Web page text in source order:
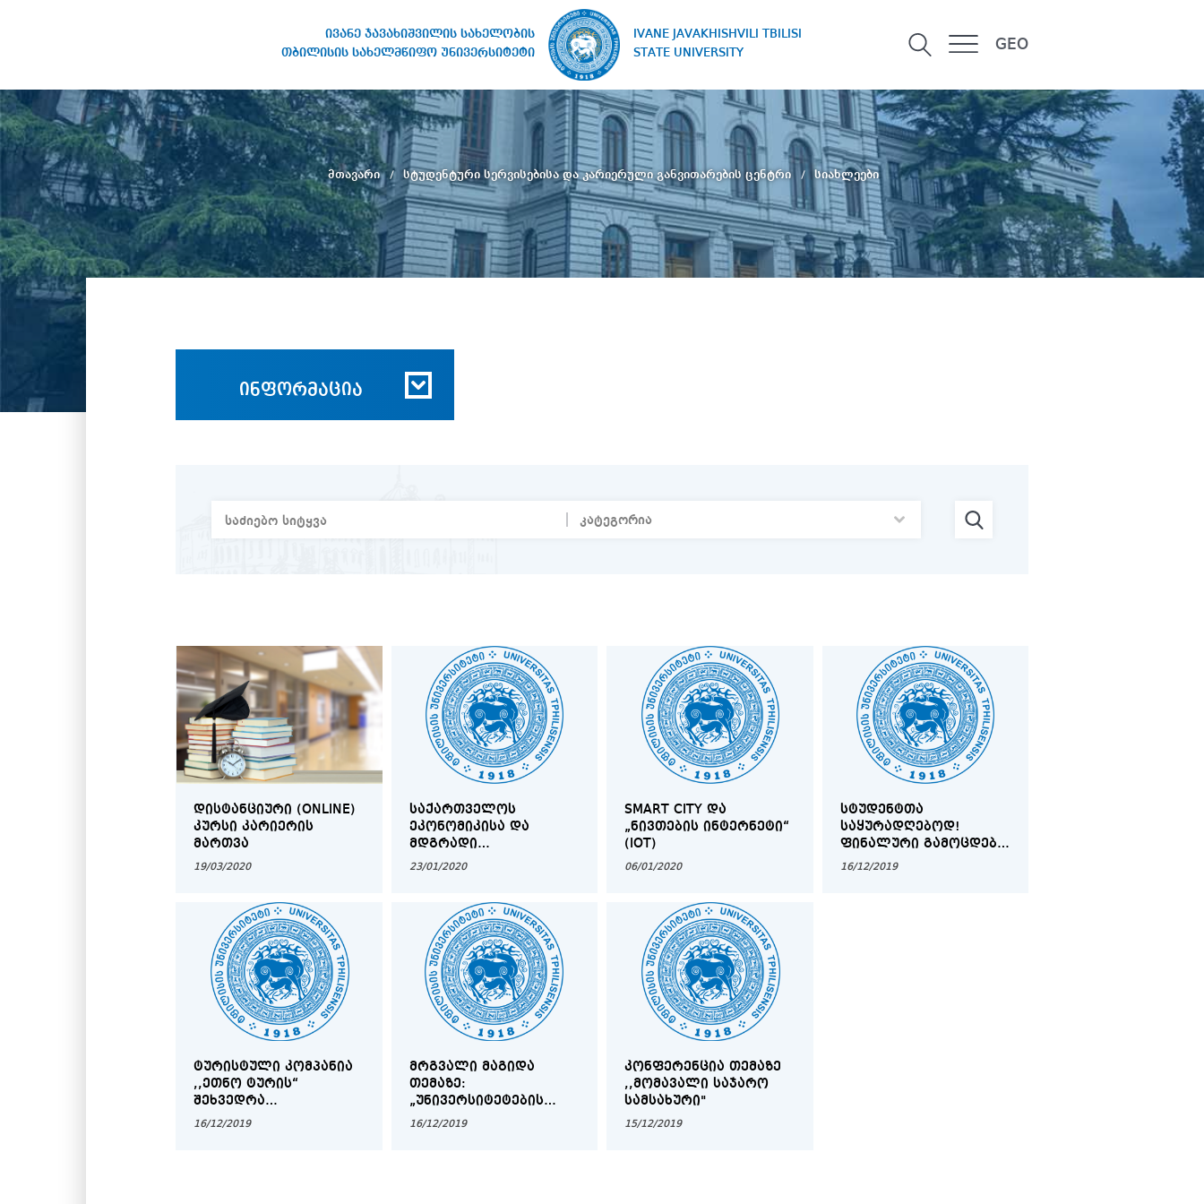
ივანე ჯავახიშვილის სახელობის
თბილისის სახელმწიფო უნივერსიტეტი
IVANE JAVAKHISHVILI TBILISI
STATE UNIVERSITY
GEO
სახელობის თბილისის
სახელმწიფო უნივერსიტეტი
მთავარი სტუდენტური სერვისებისა და კარიერული განვითარების ცენტრი სიახლეები
ინფორმაცია
ᲓᲘᲡᲢᲐᲜᲪᲘᲣᲠᲘ (ONLINE)
ᲙᲣᲠᲡᲘ ᲙᲐᲠᲘᲔᲠᲘᲡ
ᲛᲐᲠᲗᲕᲐ
19/03/2020
ᲡᲐᲥᲐᲠᲗᲕᲔᲚᲝᲡ
ᲔᲙᲝᲜᲝᲛᲘᲙᲘᲡᲐ ᲓᲐ
ᲛᲓᲒᲠᲐᲓᲘ
ᲒᲐᲜᲕᲘᲗᲐᲠᲔᲑᲘᲡ
ᲡᲐᲐᲒᲔᲜᲢᲝ ᲐᲪᲮᲐᲓᲔᲑᲡ
ᲕᲐᲙᲐᲜᲡᲘᲐᲡ ᲑᲐᲖᲐᲠᲖᲔ
ᲖᲔᲓᲐᲛᲮᲔᲓᲕᲔᲚᲝᲑᲘᲡ
ᲘᲜᲡᲞᲔᲥᲢᲝᲠᲔᲑᲘᲡ
ᲞᲝᲖᲘᲪᲘᲐᲖᲔ.
23/01/2020
SMART CITY ᲓᲐ
„ᲜᲘᲕᲗᲔᲑᲘᲡ ᲘᲜᲢᲔᲠᲜᲔᲢᲘ“
(IOT)
06/01/2020
ᲡᲢᲣᲓᲔᲜᲢᲗᲐ
ᲡᲐᲧᲣᲠᲐᲓᲦᲔᲑᲝᲓ!
ᲤᲘᲜᲐᲚᲣᲠᲘ ᲒᲐᲛᲝᲪᲓᲔᲑᲘ
ᲘᲬᲧᲔᲑᲐ
16/12/2019
ᲢᲣᲠᲘᲡᲢᲣᲚᲘ ᲙᲝᲛᲞᲐᲜᲘᲐ
,,ᲔᲗᲜᲝ ᲢᲣᲠᲘᲡ“
ᲨᲔᲮᲕᲔᲓᲠᲐ
ᲡᲢᲣᲓᲔᲜᲢᲔᲑᲗᲐᲜ /
16/12/2019
ᲛᲠᲒᲕᲐᲚᲘ ᲛᲐᲒᲘᲓᲐ
ᲗᲔᲛᲐᲖᲔ:
„ᲣᲜᲘᲕᲔᲠᲡᲘᲢᲔᲢᲔᲑᲘᲡ
ᲡᲐᲡᲬᲐᲕᲚᲝ
16/12/2019
ᲙᲝᲜᲤᲔᲠᲔᲜᲪᲘᲐ ᲗᲔᲛᲐᲖᲔ
,,ᲛᲝᲛᲐᲕᲐᲚᲘ ᲡᲐᲯᲐᲠᲝ
ᲡᲐᲛᲡᲐᲮᲣᲠᲘ"
15/12/2019